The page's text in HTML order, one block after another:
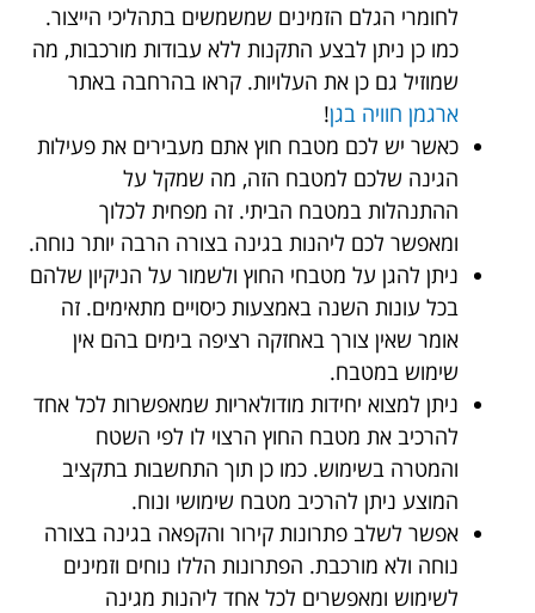
לחומרי הגלם הזמינים שמשמשים בתהליכי הייצור.
כמו כן ניתן לבצע התקנות ללא עבודות מורכבות, מה
שמוזיל גם כן את העלויות. קראו בהרחבה באתר
ארגמן חוויה בגן!
כאשר יש לכם מטבח חוץ אתם מעבירים את פעילות
הגינה שלכם למטבח הזה, מה שמקל על
ההתנהלות במטבח הביתי. זה מפחית לכלוך
ומאפשר לכם ליהנות בגינה בצורה הרבה יותר נוחה.
ניתן להגן על מטבחי החוץ ולשמור על הניקיון שלהם
בכל עונות השנה באמצעות כיסויים מתאימים. זה
אומר שאין צורך באחזקה רציפה בימים בהם אין
שימוש במטבח.
ניתן למצוא יחידות מודולאריות שמאפשרות לכל אחד
להרכיב את מטבח החוץ הרצוי לו לפי השטח
והמטרה בשימוש. כמו כן תוך התחשבות בתקציב
המוצע ניתן להרכיב מטבח שימושי ונוח.
אפשר לשלב פתרונות קירור והקפאה בגינה בצורה
נוחה ולא מורכבת. הפתרונות הללו נוחים וזמינים
לשימוש ומאפשרים לכל אחד ליהנות מגינה